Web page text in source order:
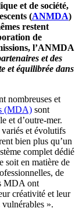
et de société,
(ANMDA)
restent
de
l’ANMDA
et des
et équilibrée dans
nombreuses et
(MDA) sont
et d’outre-mer.
variés et évolutifs
bien plus qu’un
complet dédié
soit en matière de
de
MDA ont
créativité et leur
».